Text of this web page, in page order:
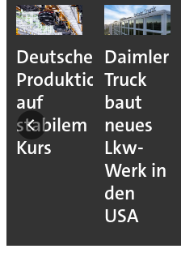
Deutsche
Produktion
auf
stabilem
Kurs
Daimler
Truck
baut
neues
Lkw-
Werk in
den
USA